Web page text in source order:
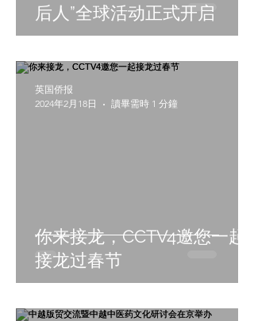
后人”全球活动正式开启
你来接龙，CCTV4邀您一起
接龙过春节
英国侨报
2024年2月18日
讀畢需時 1 分鐘